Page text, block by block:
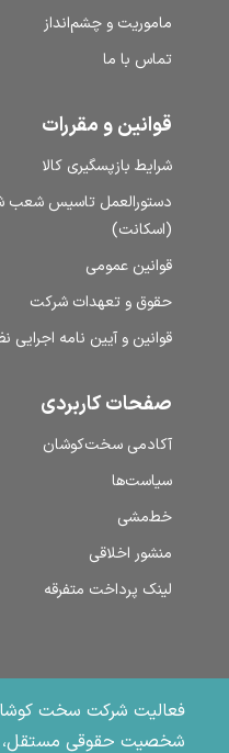
ماموریت و چشم‌انداز
تماس با ما
قوانین و مقررات
شرایط بازپسگیری کالا
دستورالعمل تاسیس
(اسکانت)
قوانین عمومی
حقوق و تعهدات شرکت
قوانین و آیین نامه
صفحات کاربردی
آکادمی سخت‌کوشان
سیاست‌ها
خط‌مشی
منشور اخلاقی
لینک پرداخت متفرقه
فعالیت شرکت سخت
شخصیت حقوقی مستقل،